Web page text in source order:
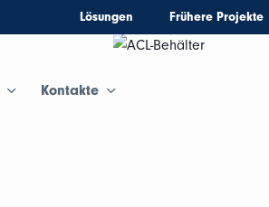
Lösungen Frühere Projekte
Kontakte